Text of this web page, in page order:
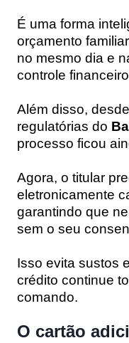
É uma forma
orçamento
no mesmo dia e
controle
Além disso,
regulatórias do
processo ficou
Agora, o titular
eletronicamente
garantindo que
sem o seu
Isso evita sustos
crédito continue
comando.
O cartão